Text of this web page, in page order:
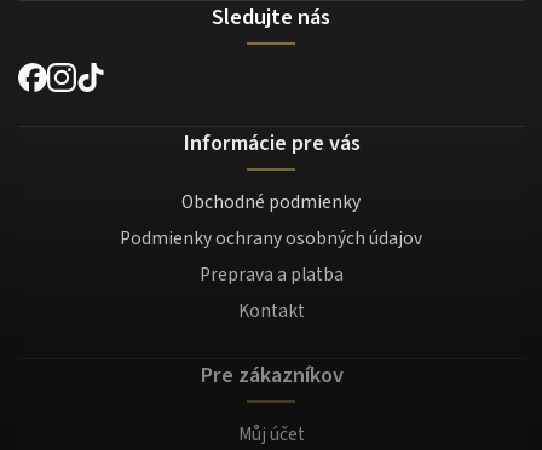
Sledujte nás
Informácie pre vás
Obchodné podmienky
Podmienky ochrany osobných údajov
Preprava a platba
Kontakt
Pre zákazníkov
Můj účet